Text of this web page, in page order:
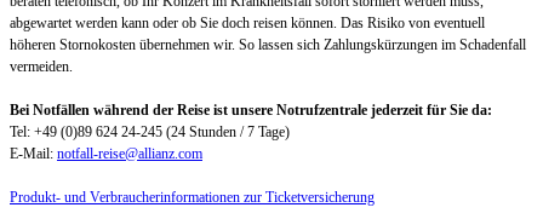
abgewartet werden kann oder ob Sie doch reisen können. Das Risiko von eventuell
höheren Stornokosten übernehmen wir. So lassen sich Zahlungskürzungen im Schadenfall
vermeiden.
Bei Notfällen während der Reise ist unsere Notrufzentrale jederzeit für Sie da:
Tel: +49 (0)89 624 24-245 (24 Stunden / 7 Tage)
E-Mail: notfall-reise@allianz.com
Produkt- und Verbraucherinformationen zur Ticketversicherung